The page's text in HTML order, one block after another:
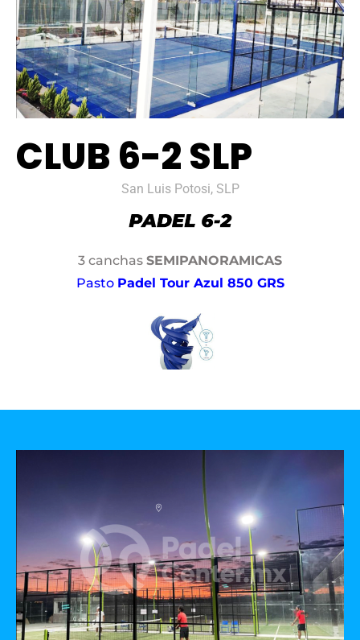
CLUB 6-2 SLP
San Luis Potosi, SLP
3 canchas SEMIPANORAMICAS
Pasto Padel Tour Azul 850 GRS